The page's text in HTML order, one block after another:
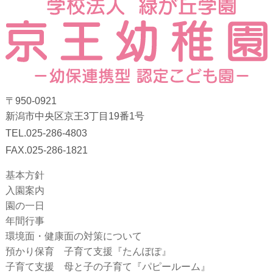
〒950-0921
新潟市中央区京王3丁目19番1号
TEL.025-286-4803
FAX.025-286-1821
基本方針
入園案内
園の一日
年間行事
環境面・健康面の対策について
預かり保育 子育て支援『たんぽぽ』
子育て支援 母と子の子育て『パピールーム』